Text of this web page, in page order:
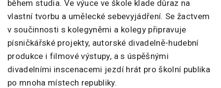
během studia. Ve výuce ve škole klade důraz na
vlastní tvorbu a umělecké sebevyjádření. Se žactvem
v součinnosti s kolegyněmi a kolegy připravuje
písničkářské projekty, autorské divadelně-hudební
produkce i filmové výstupy, a s úspěšnými
divadelními inscenacemi jezdí hrát pro školní publika
po mnoha místech republiky.